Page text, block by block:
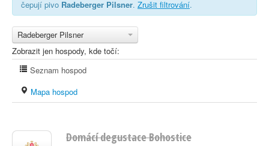
čepují pivo Radeberger Pilsner. Zrušit filtrování.
Radeberger Pilsner
Zobrazit jen hospody, kde točí:
Seznam hospod
Mapa hospod
Domácí degustace Bohostice